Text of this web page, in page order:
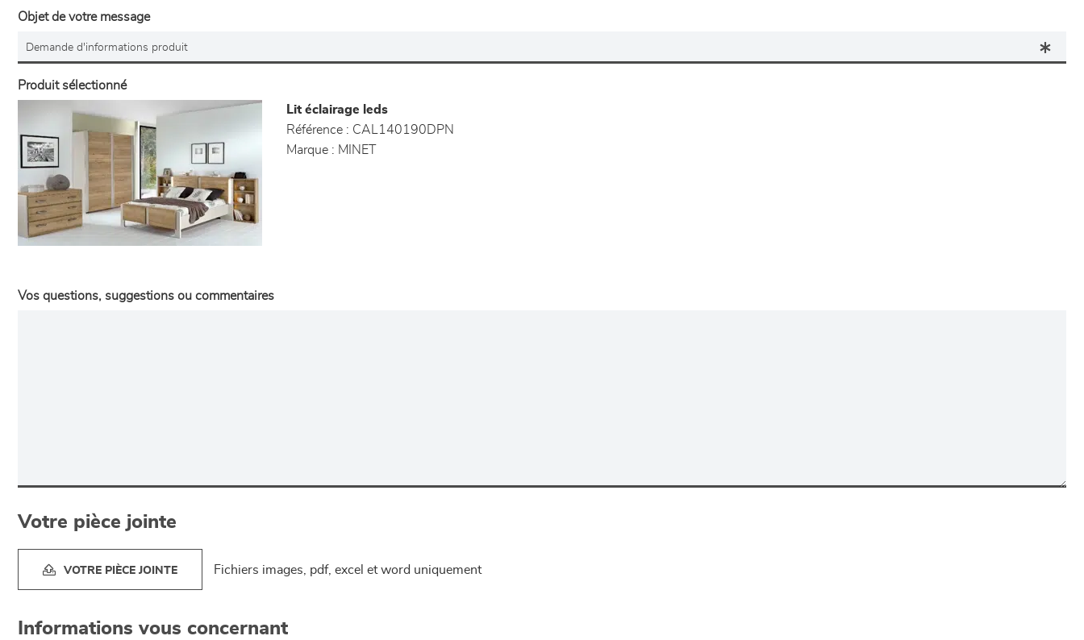
Objet de votre message
Produit sélectionné
Lit éclairage leds
Référence : CAL140190DPN
Marque : MINET
Vos questions, suggestions ou commentaires
Votre pièce jointe
VOTRE PIÈCE JOINTE Fichiers images, pdf, excel et word uniquement
Informations vous concernant